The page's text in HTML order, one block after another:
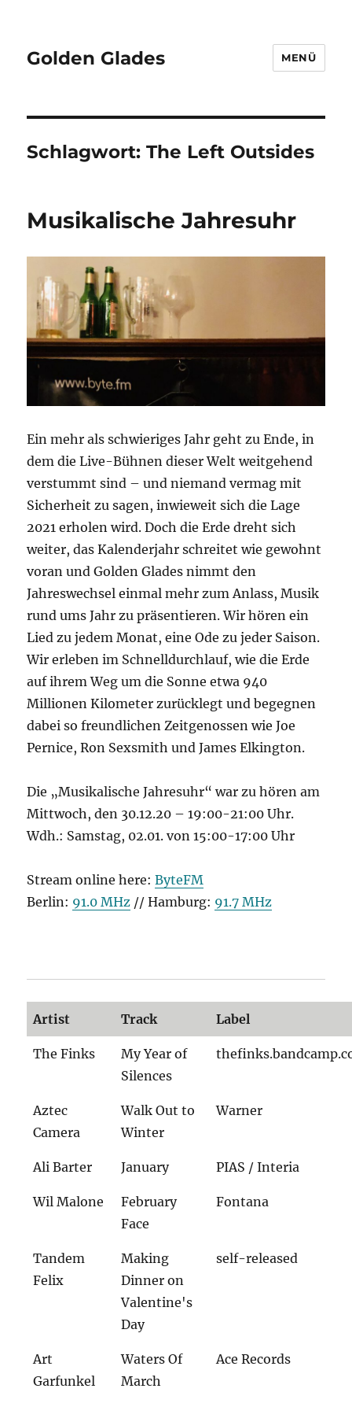
Golden Glades MENÜ
Schlagwort:The Left Outsides
Musikalische Jahresuhr
Ein mehr als schwieriges Jahr geht zu Ende, in
dem die Live-Bühnen dieser Welt weitgehend
verstummt sind – und niemand vermag mit
Sicherheit zu sagen, inwieweit sich die Lage
2021 erholen wird. Doch die Erde dreht sich
weiter, das Kalenderjahr schreitet wie gewohnt
voran und Golden Glades nimmt den
Jahreswechsel einmal mehr zum Anlass, Musik
rund ums Jahr zu präsentieren. Wir hören ein
Lied zu jedem Monat, eine Ode zu jeder Saison.
Wir erleben im Schnelldurchlauf, wie die Erde
auf ihrem Weg um die Sonne etwa 940
Millionen Kilometer zurücklegt und begegnen
dabei so freundlichen Zeitgenossen wie Joe
Pernice, Ron Sexsmith und James Elkington.
Die „Musikalische Jahresuhr“ war zu hören am
Mittwoch, den 30.12.20 – 19:00-21:00 Uhr.
Wdh.: Samstag, 02.01. von 15:00-17:00 Uhr
Stream online here:ByteFM
Berlin: 91.0 MHz // Hamburg: 91.7 MHz
Artist Track Label
The Finks
My Year of
Silences
Aztec
Camera
Walk Out to
Winter
Warner
Ali Barter January PIAS / Interia
Wil Malone
February
Face
Fontana
Tandem
Felix
Making
Dinner on
Valentine's
Day
self-released
Art
Garfunkel
Waters Of
March
Ace Records